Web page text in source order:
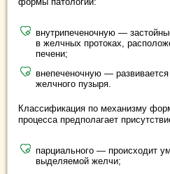
внутрипеченочную —
в желчных протоках,
печени;
внепеченочную — развивается
желчного пузыря.
Классификация по механизму
процесса предполагает
парциального — происходит
выделяемой желчи;